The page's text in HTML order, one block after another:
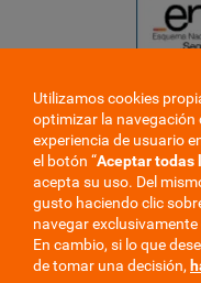
❮
❯
Utilizamos cookies
optimizar la navegación
experiencia de usuario
el botón “Aceptar todas
acepta su uso. Del
gusto haciendo clic
navegar exclusivamente
En cambio, si lo que
de tomar una decisión,